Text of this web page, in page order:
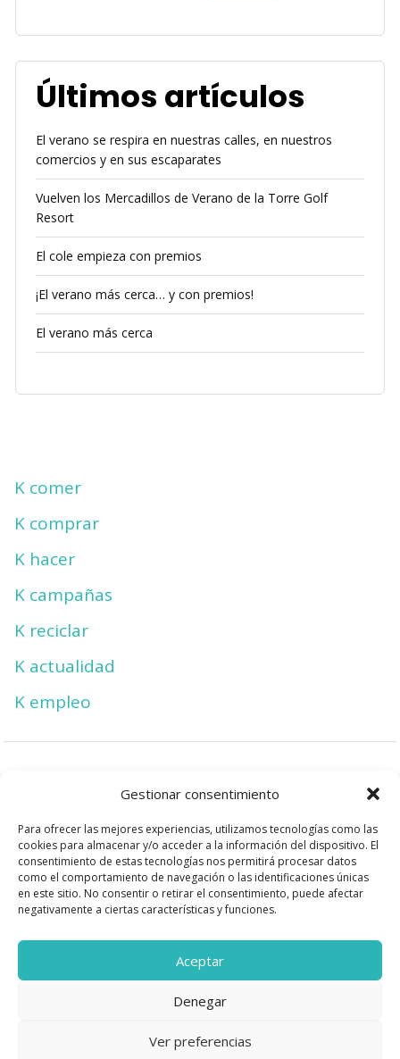
Gestionar consentimiento
Para ofrecer las mejores experiencias, utilizamos tecnologías como las
cookies para almacenar y/o acceder a la información del dispositivo. El
consentimiento de estas tecnologías nos permitirá procesar datos
como el comportamiento de navegación o las identificaciones únicas
en este sitio. No consentir o retirar el consentimiento, puede afectar
negativamente a ciertas características y funciones.
Aceptar
Denegar
Ver preferencias
Últimos artículos
El verano se respira en nuestras calles, en nuestros
comercios y en sus escaparates
Vuelven los Mercadillos de Verano de la Torre Golf
Resort
El cole empieza con premios
¡El verano más cerca… y con premios!
El verano más cerca
K comer
K comprar
K hacer
K campañas
K reciclar
K actualidad
K empleo
Protección de datos
Política de cookies
Contacto